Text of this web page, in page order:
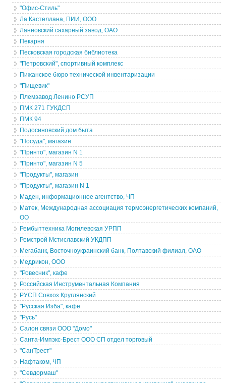
"Офис-Стиль"
Ла Кастеллана, ПИИ, ООО
Ланновский сахарный завод, ОАО
Пекарня
Песковская городская библиотека
"Петровский", спортивный комплекс
Пижанское бюро технической инвентаризации
"Пищевик"
Племзавод Ленино РСУП
ПМК 271 ГУКДСП
ПМК 94
Подосиновский дом быта
"Посуда", магазин
"Принто", магазин N 1
"Принто", магазин N 5
"Продукты", магазин
"Продукты", магазин N 1
Маден, информационное агентство, ЧП
Матек, Международная ассоциация термоэнергетических компаний,
ОО
Рембыттехника Могилевская УРПП
Ремстрой Мстиславский УКДПП
Мегабанк, Восточноукраинский банк, Полтавский филиал, ОАО
Медрикон, ООО
"Ровесник", кафе
Российская Инструментальная Компания
РУСП Совхоз Круглянский
"Русская Изба", кафе
"Русь"
Салон связи ООО "Домо"
Санта-Импэкс-Брест ООО СП отдел торговый
"СанТрест"
Нафтаком, ЧП
"Севдормаш"